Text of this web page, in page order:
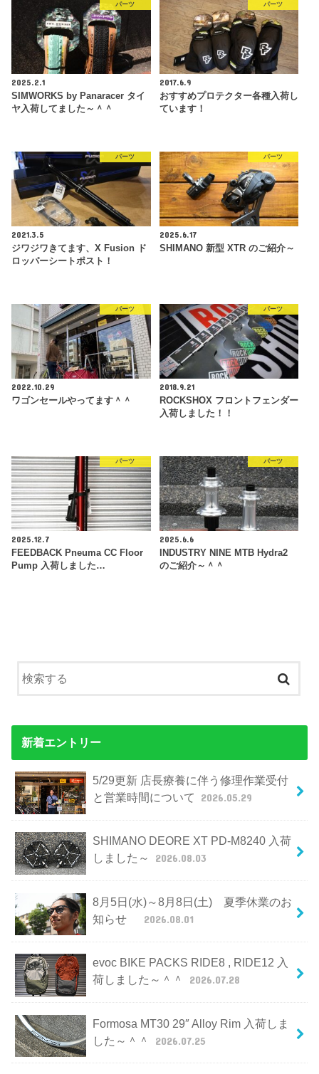
パーツ
2025.2.1
SIMWORKS by Panaracer タイ
ヤ入荷してました～＾＾
パーツ
2017.6.9
おすすめプロテクター各種入荷し
ています！
パーツ
2021.3.5
ジワジワきてます、X Fusion ド
ロッパーシートポスト！
パーツ
2025.6.17
SHIMANO 新型 XTR のご紹介～
パーツ
2022.10.29
ワゴンセールやってます＾＾
パーツ
2018.9.21
ROCKSHOX フロントフェンダー
入荷しました！！
パーツ
2025.12.7
FEEDBACK Pneuma CC Floor
Pump 入荷しました…
パーツ
2025.6.6
INDUSTRY NINE MTB Hydra2
のご紹介～＾＾
新着エントリー
5/29更新 店長療養に伴う修理作業受付
と営業時間について
2026.05.29
SHIMANO DEORE XT PD-M8240 入荷
しました～
2026.08.03
8月5日(水)～8月8日(土) 夏季休業のお
知らせ
2026.08.01
evoc BIKE PACKS RIDE8 , RIDE12 入
荷しました～＾＾
2026.07.28
Formosa MT30 29″ Alloy Rim 入荷しま
した～＾＾
2026.07.25